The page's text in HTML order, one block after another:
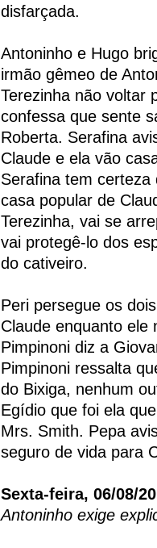
disfarçada.
Antoninho e Hugo
irmão gêmeo de
Terezinha não voltar
confessa que sente
Roberta. Serafina
Claude e ela vão
Serafina tem
casa popular de
Terezinha, vai se
vai protegê-lo dos
do cativeiro.
Peri persegue os
Claude enquanto ele
Pimpinoni diz a
Pimpinoni ressalta
do Bixiga, nenhum
Egídio que foi ela
Mrs. Smith. Pepa
seguro de vida para
Sexta-feira, 06/08/
Antoninho exige